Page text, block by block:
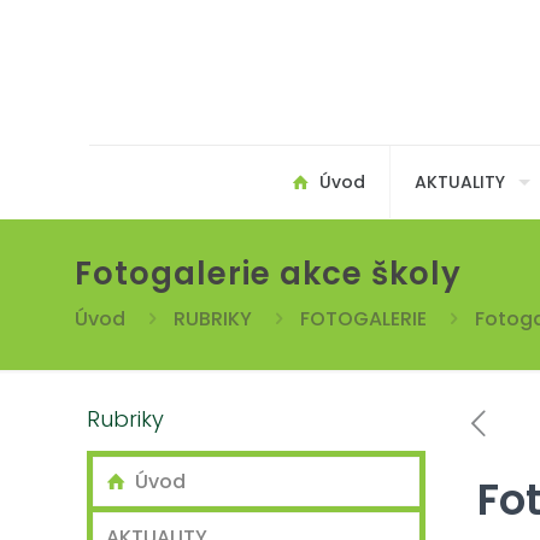
Úvod AKTUALITY
Fotogalerie akce školy
Úvod RUBRIKY FOTOGALERIE
Rubriky
Úvod